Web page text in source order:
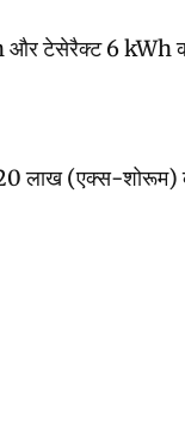
6 kWh की
(एक्स-शोरूम)